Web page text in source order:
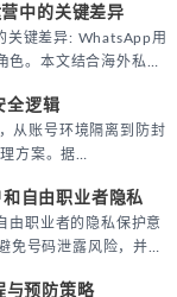
中的关键差异
关键差异: WhatsApp用
色。本文结合海外私域
。
全逻辑
从账号环境隔离到防封
方案。据
自由职业者隐私
由职业者的隐私保护意
免号码泄露风险，并提
与预防策略